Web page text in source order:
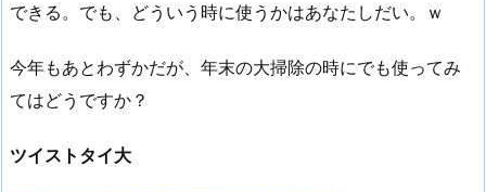
ト
イ
大
できる。でも、どういう時に使うかはあなたしだい。ｗ
今年もあとわずかだが、年末の大掃除の時にでも使ってみ
てはどうですか？
ツイストタイ大